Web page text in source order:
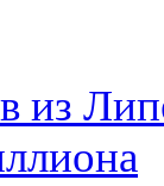
из